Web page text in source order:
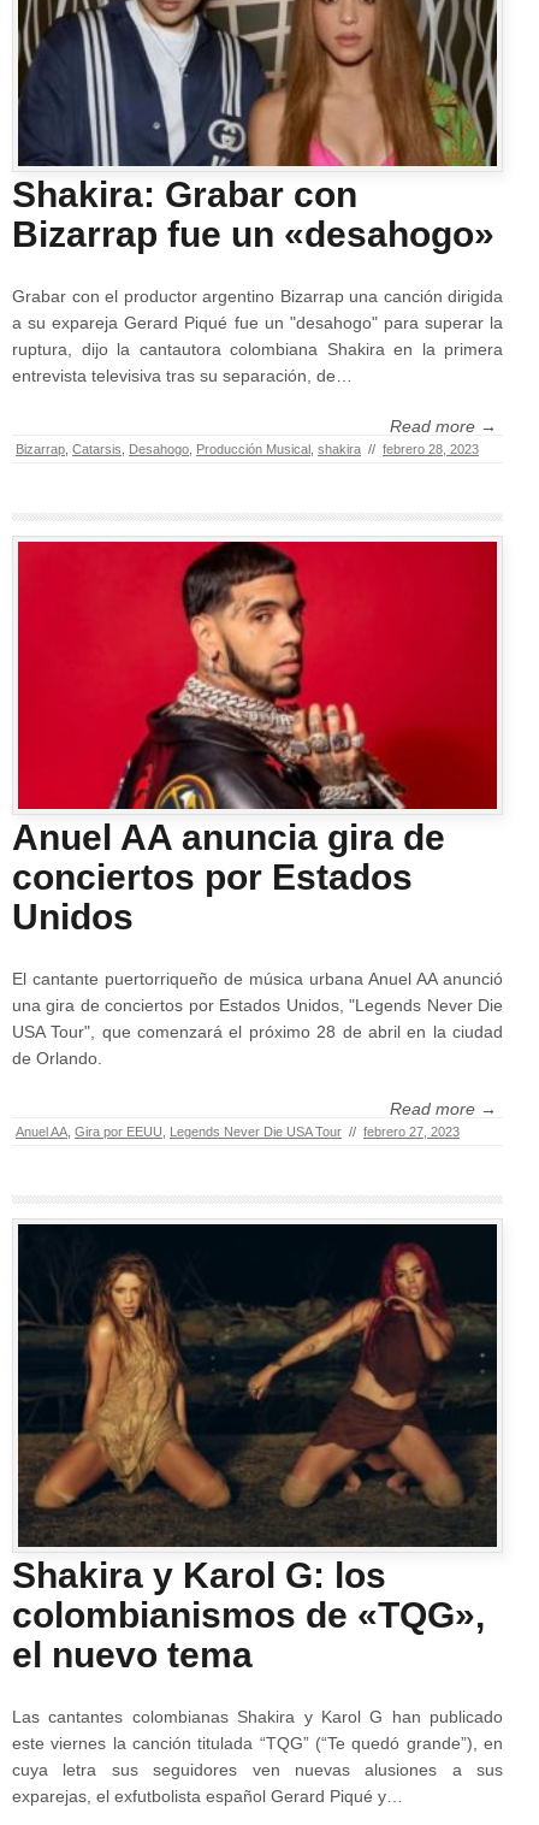
Shakira: Grabar con
Bizarrap fue un «desahogo»
Grabar con el productor argentino Bizarrap una canción dirigida
a su expareja Gerard Piqué fue un "desahogo" para superar la
ruptura, dijo la cantautora colombiana Shakira en la primera
entrevista televisiva tras su separación, de…
Read more →
Bizarrap, Catarsis, Desahogo, Producción Musical , shakira // febrero 28, 2023
Anuel AA anuncia gira de
conciertos por Estados
Unidos
El cantante puertorriqueño de música urbana Anuel AA anunció
una gira de conciertos por Estados Unidos, "Legends Never Die
USA Tour", que comenzará el próximo 28 de abril en la ciudad
de Orlando.
Read more →
Anuel AA Gira por EEUU Legends Never Die USA Tour // febrero 27, 2023
Shakira y Karol G: los
colombianismos de «TQG»,
el nuevo tema
Las cantantes colombianas Shakira y Karol G han publicado
este viernes la canción titulada “TQG” (“Te quedó grande”), en
cuya letra sus seguidores ven nuevas alusiones a sus
exparejas, el exfutbolista español Gerard Piqué y…